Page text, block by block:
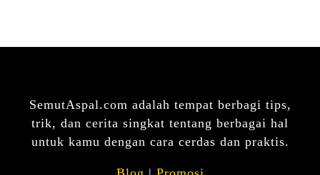
SemutAspal.com adalah tempat berbagi tips,
trik, dan cerita singkat tentang berbagai hal
untuk kamu dengan cara cerdas dan praktis.